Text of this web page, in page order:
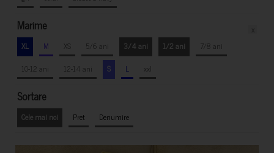
Marime
XL M XS 5/6 ani 3/4 ani 1/2 ani
7/8 ani
10-12 ani
12-14 ani S L xxl
Sortare
Cele mai noi Pret Denumire